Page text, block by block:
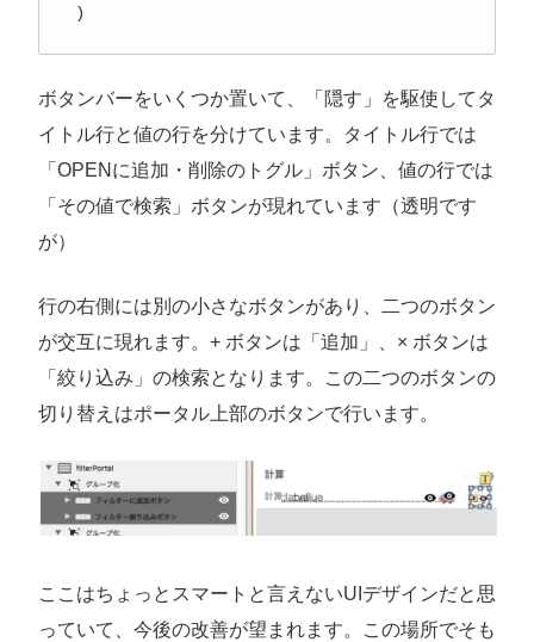
)
ボタンバーをいくつか置いて、「隠す」を駆使してタ
イトル行と値の行を分けています。タイトル行では
「OPENに追加・削除のトグル」ボタン、値の行では
「その値で検索」ボタンが現れています（透明です
が）
行の右側には別の小さなボタンがあり、二つのボタン
が交互に現れます。+ ボタンは「追加」、× ボタンは
「絞り込み」の検索となります。この二つのボタンの
切り替えはポータル上部のボタンで行います。
ここはちょっとスマートと言えないUIデザインだと思
っていて、今後の改善が望まれます。この場所でそも